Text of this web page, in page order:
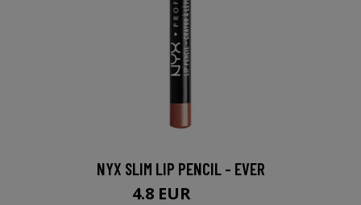
NYX SLIM LIP PENCIL - EVER
4.8 EUR